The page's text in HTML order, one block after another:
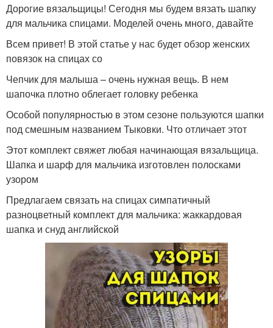
Дорогие вязальщицы! Сегодня мы будем вязать шапку
для мальчика спицами. Моделей очень много, давайте
Всем привет! В этой статье у нас будет обзор женских
повязок на спицах со
Чепчик для малыша – очень нужная вещь. В нем
шапочка плотно облегает головку ребенка
Особой популярностью в этом сезоне пользуются шапки
под смешным названием Тыковки. Что отличает этот
Этот комплект свяжет любая начинающая вязальщица.
Шапка и шарф для мальчика изготовлен полосками
узором
Предлагаем связать на спицах симпатичный
разноцветный комплект для мальчика: жаккардовая
шапка и снуд английской